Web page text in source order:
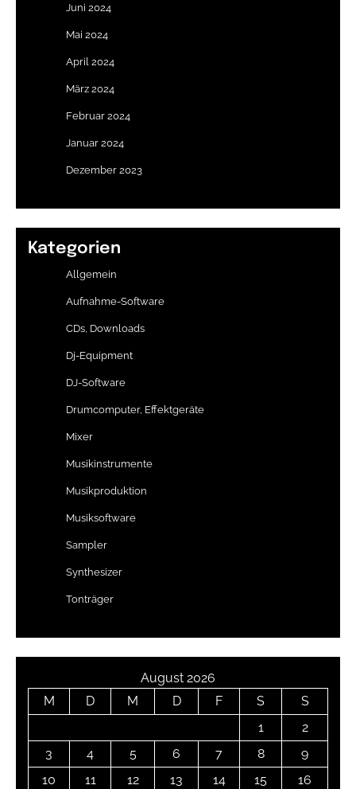
Juni 2024
Mai 2024
April 2024
März 2024
Februar 2024
Januar 2024
Dezember 2023
Kategorien
Allgemein
Aufnahme-Software
CDs, Downloads
Dj-Equipment
DJ-Software
Drumcomputer, Effektgeräte
Mixer
Musikinstrumente
Musikproduktion
Musiksoftware
Sampler
Synthesizer
Tonträger
August 2026
M
D M D F S
S
1
2
3
4 5 6 7 8
9
10
11 12 13 14 15 16